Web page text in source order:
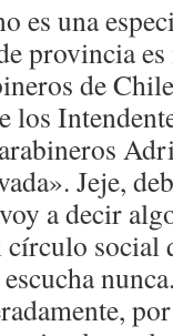
es una
provincia
de
los
Jeje,
a decir
social